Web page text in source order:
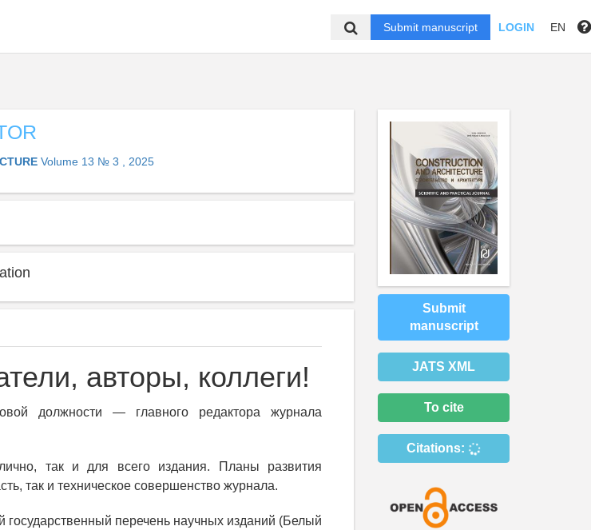
Submit manuscript LOGIN EN
Volume 13 № 3 , 2025
авторы, коллеги!
должности — главного редактора журнала
так и для всего издания. Планы развития
так и техническое совершенство журнала.
перечень научных изданий (Белый
Submit
manuscript
JATS XML
To cite
Citations: